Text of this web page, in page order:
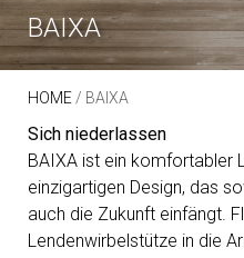
BAIXA
HOME/ BAIXA
Sich niederlassen
BAIXA ist ein komfortabler
einzigartigen Design, das
auch die Zukunft einfängt.
Lendenwirbelstütze in die